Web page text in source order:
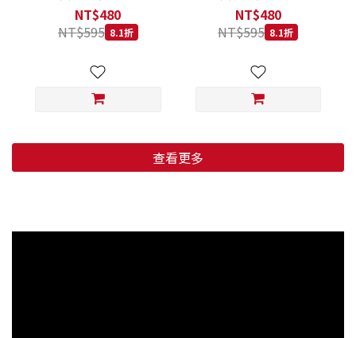
低穀鱈魚甜橙 小顆粒 800G
NT$480
NT$595 8.1折
羊肉藍莓 小顆粒 800G
NT$480
NT$595 8.1折
查看更多